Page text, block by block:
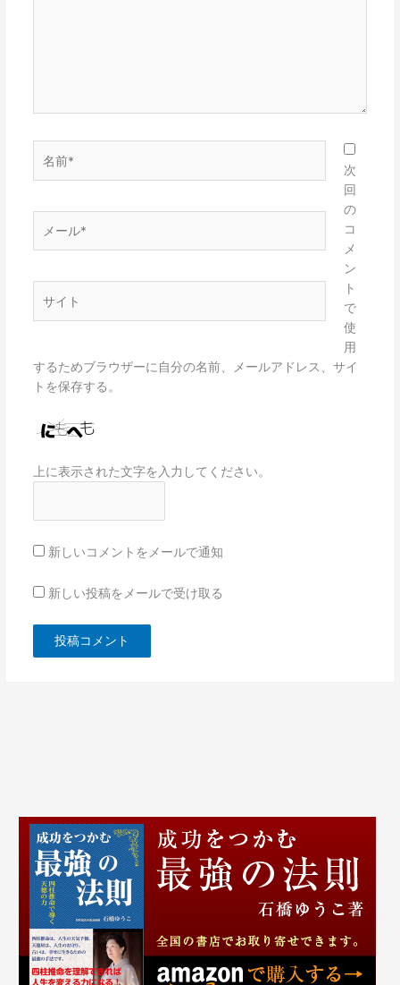
前
ー
*
次
回
の
コ
メ
ン
ト
で
使
用
するためブラウザーに自分の名前、メールアドレス、サイ
トを保存する。
上に表示された文字を入力してください。
新しいコメントをメールで通知
新しい投稿をメールで受け取る